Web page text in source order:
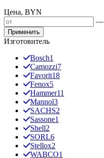
Цена, BYN
—
Применить
Изготовитель
Bosch1
Camozzi7
Favorit18
Fenox5
Hammer11
Mannol3
SACHS2
Sassone1
Shell2
SORL6
Stellox2
WABCO1